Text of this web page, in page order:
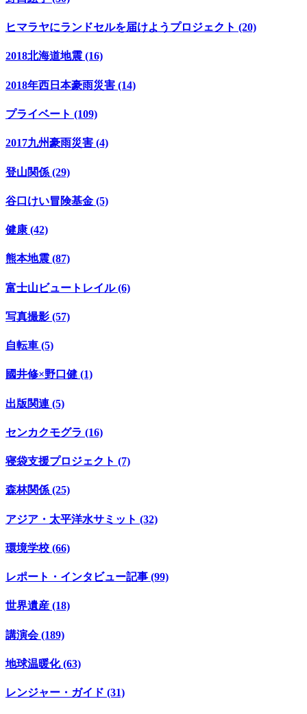
ヒマラヤにランドセルを届けようプロジェクト (20)
2018北海道地震 (16)
2018年西日本豪雨災害 (14)
プライベート (109)
2017九州豪雨災害 (4)
登山関係 (29)
谷口けい冒険基金 (5)
健康 (42)
熊本地震 (87)
富士山ビュートレイル (6)
写真撮影 (57)
自転車 (5)
國井修×野口健 (1)
出版関連 (5)
センカクモグラ (16)
寝袋支援プロジェクト (7)
森林関係 (25)
アジア・太平洋水サミット (32)
環境学校 (66)
レポート・インタビュー記事 (99)
世界遺産 (18)
講演会 (189)
地球温暖化 (63)
レンジャー・ガイド (31)